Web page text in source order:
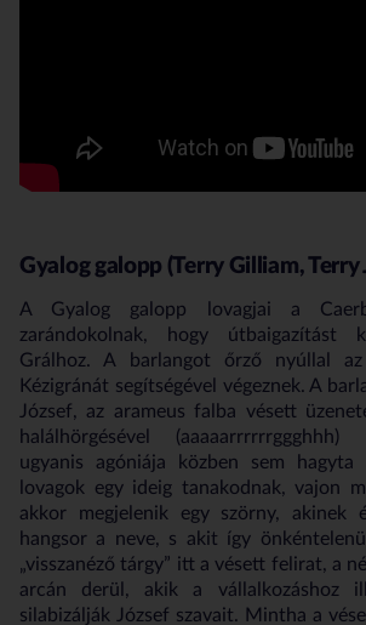
Gyalog galopp (Terry Gilliam, Terry
A Gyalog galopp lovagjai a
zarándokolnak, hogy útbaigazítást
Grálhoz. A barlangot őrző nyúllal
Kézigránát segítségével végeznek. A
József, az arameus falba vésett
halálhörgésével
ugyanis agóniája közben sem
lovagok egy ideig tanakodnak, vajon
akkor megjelenik egy szörny, akinek
hangsor a neve, s akit így
„visszanéző tárgy” itt a vésett felirat, a
arcán derül, akik a vállalkozáshoz
silabizálják József szavait. Mintha a